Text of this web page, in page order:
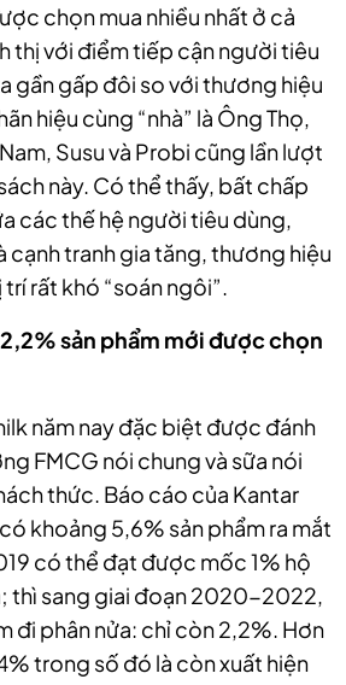
chọn mua nhiều nhất ở cả
thị với điểm tiếp cận người tiêu
gần gấp đôi so với thương hiệu
hiệu cùng “nhà” là Ông Thọ,
Susu và Probi cũng lần lượt
này. Có thể thấy, bất chấp
các thế hệ người tiêu dùng,
cạnh tranh gia tăng, thương hiệu
rất khó “soán ngôi”.
sản phẩm mới được chọn
năm nay đặc biệt được đánh
FMCG nói chung và sữa nói
thức. Báo cáo của Kantar
khoảng 5,6% sản phẩm ra mắt
có thể đạt được mốc 1% hộ
thì sang giai đoạn 2020-2022,
đi phân nửa: chỉ còn 2,2%. Hơn
trong số đó là còn xuất hiện